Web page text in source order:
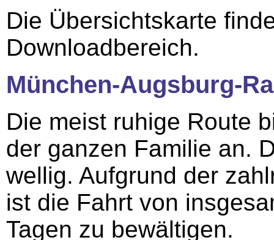
Die Übersichtskarte
Downloadbereich.
München-Augsburg-
Die meist ruhige Route
der ganzen Familie an.
wellig. Aufgrund der
ist die Fahrt von
Tagen zu bewältigen.